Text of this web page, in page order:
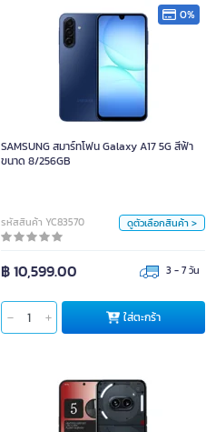
0%
SAMSUNG สมาร์ทโฟน Galaxy A17 5G สีฟ้า
ขนาด 8/256GB
รหัสสินค้า YC83570 ดูตัวเลือกสินค้า >
฿ 10,599.00 3 - 7 วัน
ใส่ตะกร้า
SAMSUNG สมาร์ทโฟน Galaxy A17 5G สีฟ้า
ขนาด 8/256GB
หน่วย
สี
ใส่ตะกร้า